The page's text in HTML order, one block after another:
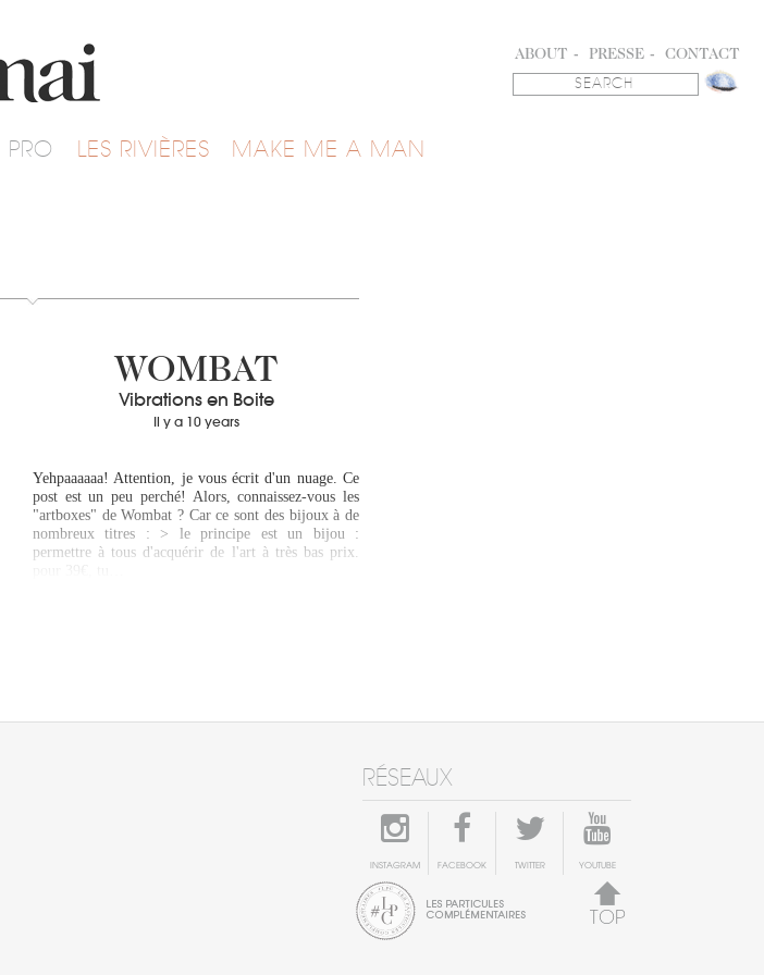
PRO LES RIVIÈRES MAKE ME A MAN
ABOUT PRESSE CONTACT
WOMBAT
Vibrations en Boite
Il y a 10 years
Yehpaaaaaa! Attention, je vous écrit d'un nuage. Ce
post est un peu perché! Alors, connaissez-vous les
"artboxes" de Wombat ? Car ce sont des bijoux à de
nombreux titres : > le principe est un bijou :
permettre à tous d'acquérir de l'art à très bas prix.
RÉSEAUX
INSTAGRAM FACEBOOK TWITTER YOUTUBE